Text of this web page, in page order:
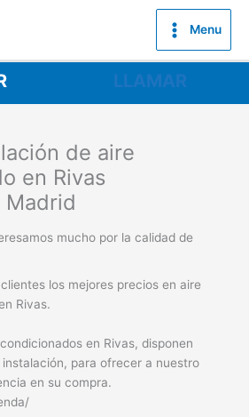
Menu
LLAMAR
de aire
en Rivas
Madrid
mucho por la calidad de
los mejores precios en aire
Rivas.
en Rivas, disponen
para ofrecer a nuestro
en su compra.